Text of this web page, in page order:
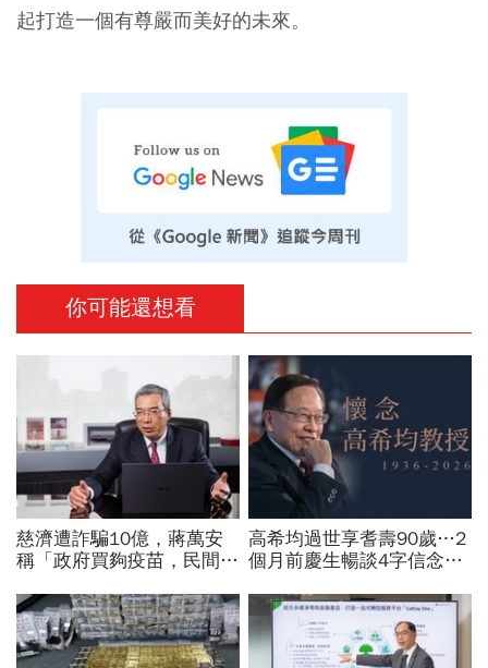
起打造一個有尊嚴而美好的未來。
你可能還想看
慈濟遭詐騙10億，蔣萬安
稱「政府買夠疫苗，民間就
話說得不夠公道
高希均過世享耆壽90歲…2
個月前慶生暢談4字信念，
福、一切靠自己爭氣